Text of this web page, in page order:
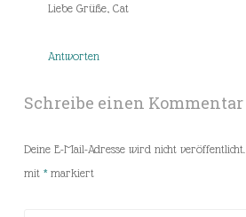
Liebe Grüße, Cat
Antworten
Schreibe einen Kommentar
Deine E-Mail-Adresse wird nicht veröffentlicht.
mit *markiert